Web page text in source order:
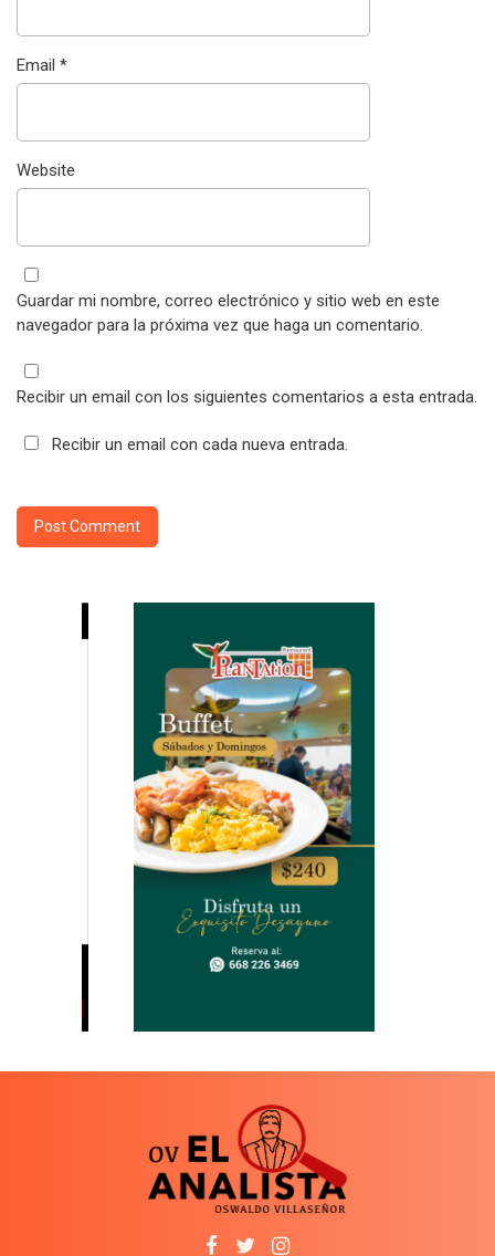
Email *
Website
Guardar mi nombre, correo electrónico y sitio web en este
navegador para la próxima vez que haga un comentario.
Recibir un email con los siguientes comentarios a esta entrada.
Recibir un email con cada nueva entrada.